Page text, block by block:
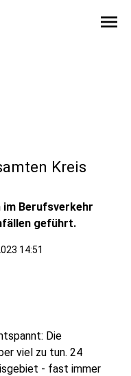
menu
Kreis
im Berufsverkehr
geführt.
14:51
Die
viel zu tun. 24
- fast immer